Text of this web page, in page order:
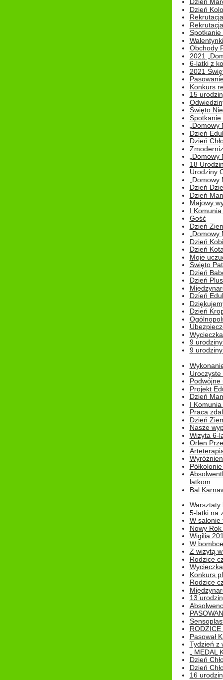
Dzień
Rekrutacja
Spotkanie
Obchody
2021
6-latki z
2021
Konkurs
15
Święto
Spotkanie
Dzień
Dzień
18
Urodziny
Dzień
Dzień
Majowy
I
Gość
Dzień
Dzień
Dzień
Moje
Święto
Dzień
Dzień
Dzień
Dzień
9
9
Podwójne
Projekt
Dzień
I
Praca
Dzień
Nasze
Wizyta 6-
Orlen
latkom
Bal
Warsztaty
5-latki na
W salonie
Nowy
Wigilia
W bombce
Z wizytą
Rodzice
Konkurs
Rodzice
13
Pasował
Tydzień z
„
Dzień
Dzień
16